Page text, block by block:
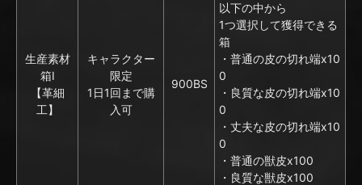
生産素材
箱I
【革細
工】
キャラクター
限定
1日1回まで購
入可
900BS
以下の中から
1つ選択して獲得できる
箱
・普通の皮の切れ端x10
0
・良質な皮の切れ端x10
0
・丈夫な皮の切れ端x10
0
・普通の獣皮x100
・良質な獣皮x100